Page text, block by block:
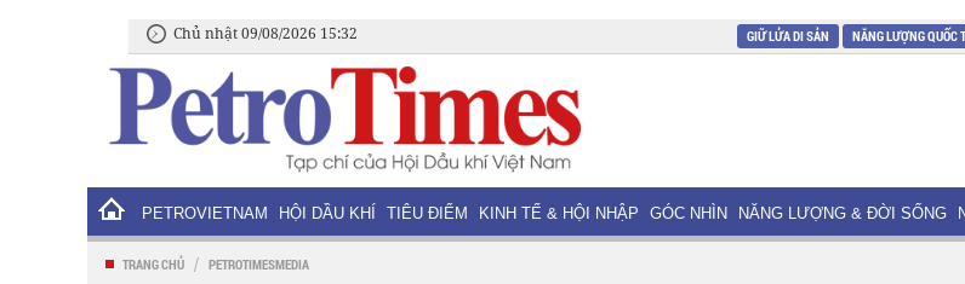
Chủ nhật 09/08/2026 15:32 GIỮ LỬA DI SẢN NĂNG LƯỢNG QUỐC
PETROVIETNAM HỘI DẦU KHÍ TIÊU ĐIỂM KINH TẾ & HỘI NHẬP GÓC NHÌN NĂNG LƯỢNG & ĐỜI SỐNG
TRANG CHỦ / PETROTIMESMEDIA